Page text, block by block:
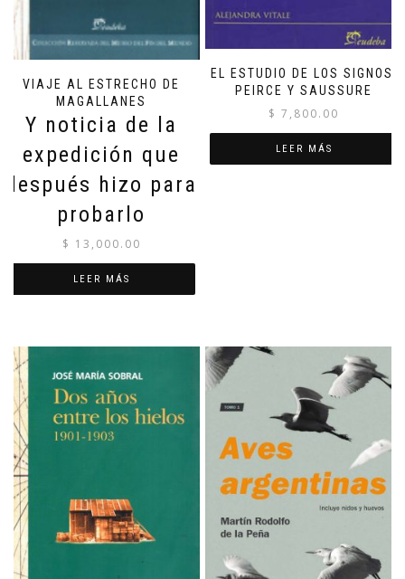
VIAJE AL ESTRECHO DE
MAGALLANES
Y noticia de la
expedición que
después hizo para
probarlo
$ 13,000.00
LEER MÁS
EL ESTUDIO DE LOS SIGNOS.
PEIRCE Y SAUSSURE
$ 7,800.00
LEER MÁS